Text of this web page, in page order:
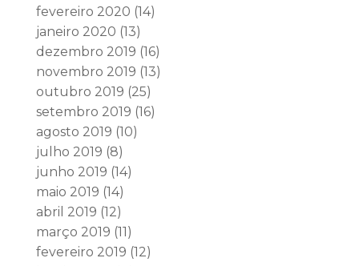
fevereiro 2020 (14)
janeiro 2020 (13)
dezembro 2019 (16)
novembro 2019 (13)
outubro 2019 (25)
setembro 2019 (16)
agosto 2019 (10)
julho 2019 (8)
junho 2019 (14)
maio 2019 (14)
abril 2019 (12)
março 2019 (11)
fevereiro 2019 (12)